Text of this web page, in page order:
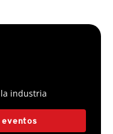
industria